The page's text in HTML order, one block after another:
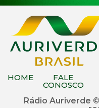
HOME FALE
CONOSCO
Rádio Auriverde